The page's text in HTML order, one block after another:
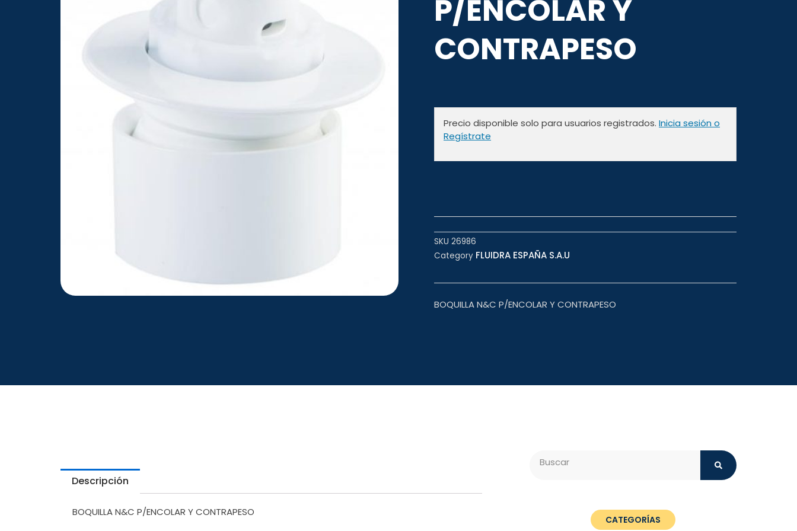
P/ENCOLAR Y
CONTRAPESO
Precio disponible solo para usuarios registrados. Inicia sesión o
Regístrate
SKU 26986
Category FLUIDRA ESPAÑA S.A.U
BOQUILLA N&C P/ENCOLAR Y CONTRAPESO
Descripción
BOQUILLA N&C P/ENCOLAR Y CONTRAPESO
CATEGORÍAS